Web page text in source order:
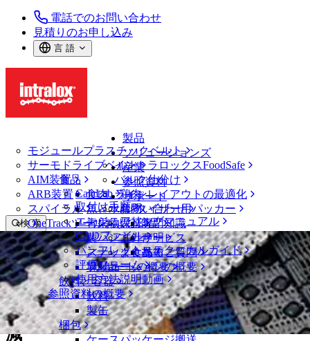
電話でのお問い合わせ
見積りのお申し込み
言 語
製品
モジュールプラスチックベルト
サーモドライブベルト
AIM装置
ARB装置
スパイラル
OneTrackツールおよび部品
ソリューションズ
イントラロックスFoodSafe
バルク仕分け
ラインレイアウトの最適化
パレタイザー用パッカー
専門知識
サービス
技術
ソリューションの概要
産業
食品
食肉、鶏肉
魚と水産物
青果物
製パン
スナック食品
乳製品
飲料と容器
飲料
製缶
梱包
参照資料
CalcLab
取付け手順
エンジニアリングマニュアル
CADファイル
パンフレット・テクニカルガイド
評価フォーム
使用方法説明動画
参照資料の概要
サポート
お問い合わせ
保証
方針声明
よくあるご質問
サポートの概要
検 索
メニューを開く
ニュース・メディア
イントラロックスARB振分けS7000は
信頼性に優れ、総所有コストを99%削
減